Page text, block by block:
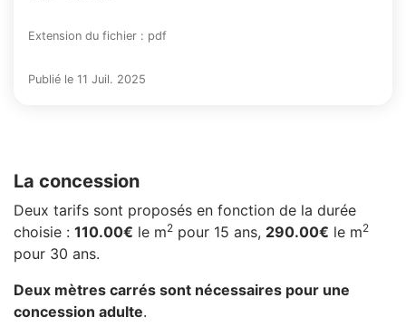
Extension du fichier : pdf
Publié le 11 Juil. 2025
La concession
Deux tarifs sont proposés en fonction de la durée
choisie : 110.00€ le m2 pour 15 ans, 290.00€ le m2
pour 30 ans.
Deux mètres carrés sont nécessaires pour une
concession adulte.